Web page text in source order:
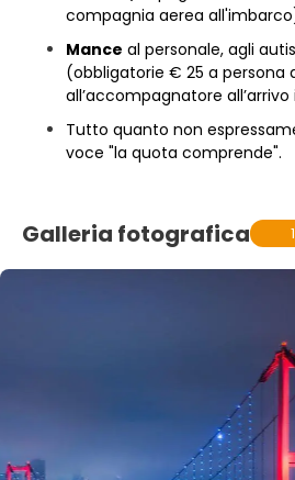
compagnia aerea
Mance al personale, agli
(obbligatorie € 25 a persona
all’accompagnatore
Tutto quanto non
voce "la quota comprende".
Galleria fotografica